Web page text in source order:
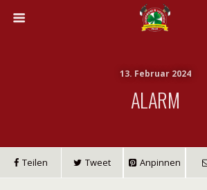
13. Februar 2024
ALARM
Teilen Tweet Anpinnen